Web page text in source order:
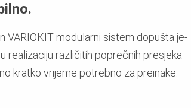
VARIOKIT modularni sistem dopušta je-
realizaciju različitih poprečnih presjeka
kratko vrijeme potrebno za preinake.